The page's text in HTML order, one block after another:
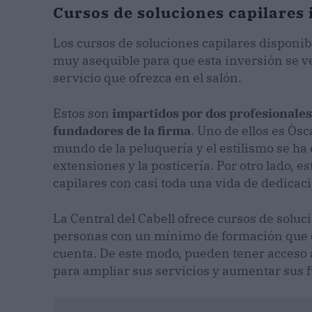
Cursos de soluciones
Los cursos de soluciones capilares
muy asequible para que esta inversión se
servicio que ofrezca en el salón.
Estos son impartidos por dos
fundadores de la firma. Uno de ellos es
mundo de la peluquería y el estilismo se
extensiones y la posticería. Por otro lado,
capilares con casi toda una vida de
La Central del Cabell ofrece cursos de
personas con un mínimo de formación
cuenta. De este modo, pueden tener
para ampliar sus servicios y aumentar sus